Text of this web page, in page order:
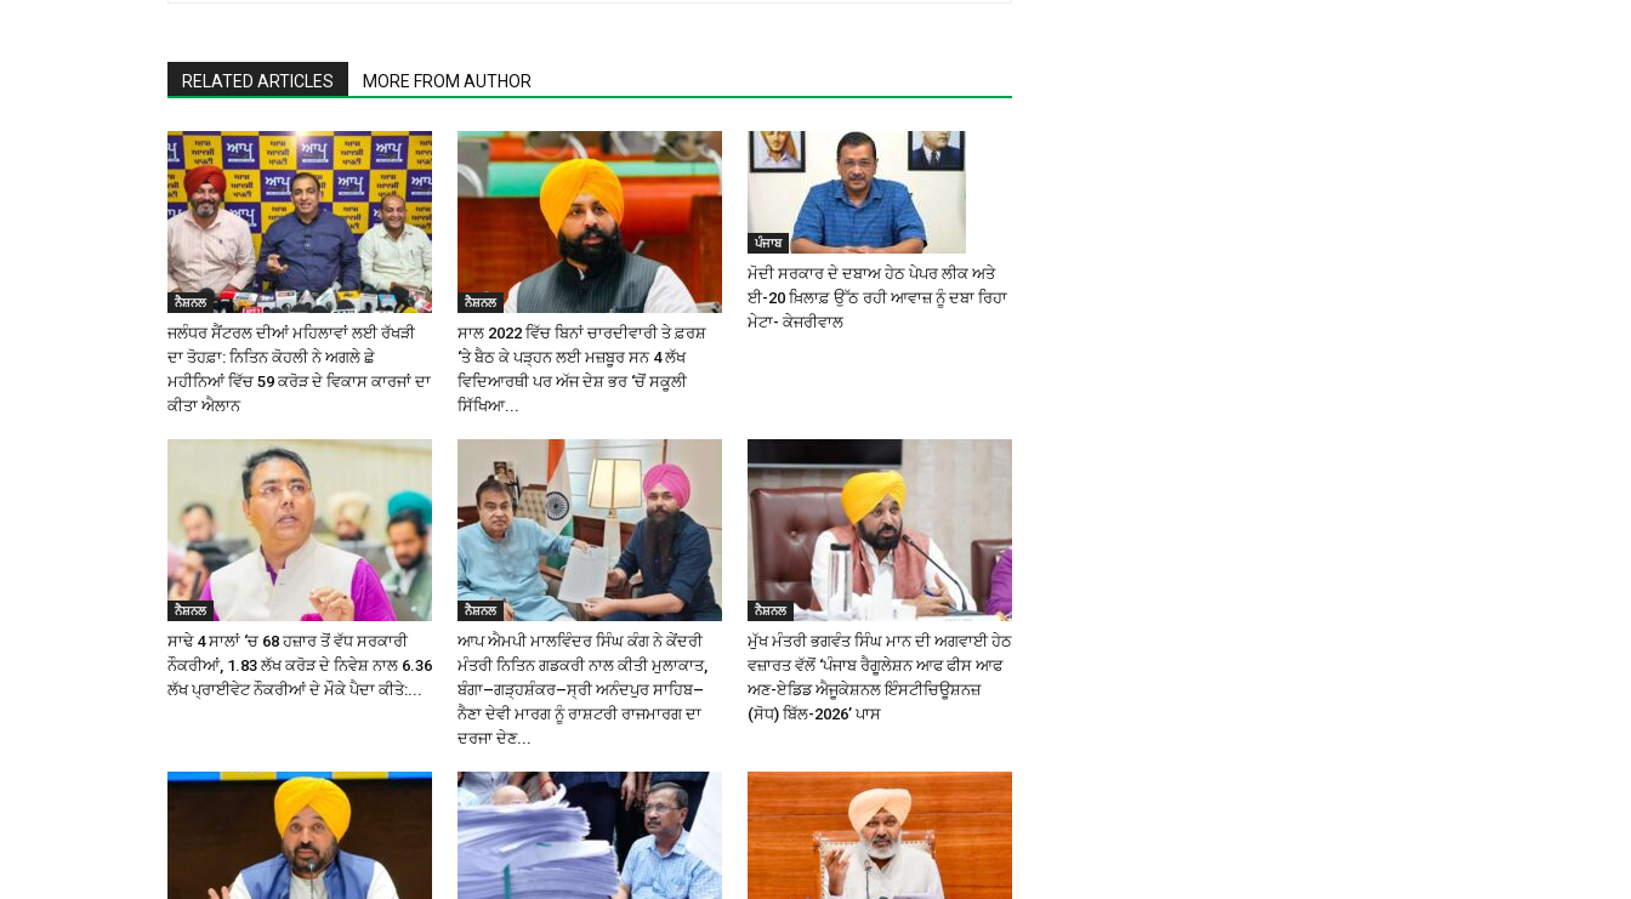
RELATED ARTICLES MORE FROM AUTHOR
ਨੈਸ਼ਨਲ
ਜਲੰਧਰ ਸੈਂਟਰਲ ਦੀਆਂ ਮਹਿਲਾਵਾਂ ਲਈ ਰੱਖੜੀ
ਦਾ ਤੋਹਫ਼ਾ: ਨਿਤਿਨ ਕੋਹਲੀ ਨੇ ਅਗਲੇ ਛੇ
ਮਹੀਨਿਆਂ ਵਿੱਚ ₹59 ਕਰੋੜ ਦੇ ਵਿਕਾਸ ਕਾਰਜਾਂ ਦਾ
ਕੀਤਾ ਐਲਾਨ
ਨੈਸ਼ਨਲ
ਸਾਲ 2022 ਵਿੱਚ ਬਿਨਾਂ ਚਾਰਦੀਵਾਰੀ ਤੇ ਫ਼ਰਸ਼
‘ਤੇ ਬੈਠ ਕੇ ਪੜ੍ਹਨ ਲਈ ਮਜ਼ਬੂਰ ਸਨ 4 ਲੱਖ
ਵਿਦਿਆਰਥੀ ਪਰ ਅੱਜ ਦੇਸ਼ ਭਰ ‘ਚੋਂ ਸਕੂਲੀ
ਸਿੱਖਿਆ...
ਪੰਜਾਬ
ਮੋਦੀ ਸਰਕਾਰ ਦੇ ਦਬਾਅ ਹੇਠ ਪੇਪਰ ਲੀਕ ਅਤੇ
ਈ-20 ਖ਼ਿਲਾਫ਼ ਉੱਠ ਰਹੀ ਆਵਾਜ਼ ਨੂੰ ਦਬਾ ਰਿਹਾ
ਮੇਟਾ- ਕੇਜਰੀਵਾਲ
ਨੈਸ਼ਨਲ
ਸਾਢੇ 4 ਸਾਲਾਂ ‘ਚ 68 ਹਜ਼ਾਰ ਤੋਂ ਵੱਧ ਸਰਕਾਰੀ
ਨੌਕਰੀਆਂ, 1.83 ਲੱਖ ਕਰੋੜ ਦੇ ਨਿਵੇਸ਼ ਨਾਲ 6.36
ਲੱਖ ਪ੍ਰਾਈਵੇਟ ਨੌਕਰੀਆਂ ਦੇ ਮੌਕੇ ਪੈਦਾ ਕੀਤੇ:...
ਨੈਸ਼ਨਲ
ਆਪ ਐਮਪੀ ਮਾਲਵਿੰਦਰ ਸਿੰਘ ਕੰਗ ਨੇ ਕੇਂਦਰੀ
ਮੰਤਰੀ ਨਿਤਿਨ ਗਡਕਰੀ ਨਾਲ ਕੀਤੀ ਮੁਲਾਕਾਤ,
ਬੰਗਾ–ਗੜ੍ਹਸ਼ੰਕਰ–ਸ੍ਰੀ ਅਨੰਦਪੁਰ ਸਾਹਿਬ–
ਨੈਣਾ ਦੇਵੀ ਮਾਰਗ ਨੂੰ ਰਾਸ਼ਟਰੀ ਰਾਜਮਾਰਗ ਦਾ
ਦਰਜਾ ਦੇਣ...
ਨੈਸ਼ਨਲ
ਮੁੱਖ ਮੰਤਰੀ ਭਗਵੰਤ ਸਿੰਘ ਮਾਨ ਦੀ ਅਗਵਾਈ ਹੇਠ
ਵਜ਼ਾਰਤ ਵੱਲੋਂ ‘ਪੰਜਾਬ ਰੈਗੂਲੇਸ਼ਨ ਆਫ ਫੀਸ ਆਫ
ਅਣ-ਏਡਿਡ ਐਜੂਕੇਸ਼ਨਲ ਇੰਸਟੀਚਿਊਸ਼ਨਜ਼
(ਸੋਧ) ਬਿੱਲ-2026’ ਪਾਸ